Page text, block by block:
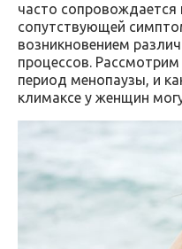
часто сопровождается
сопутствующей
возникновением
процессов.
период менопаузы, и
климаксе у женщин